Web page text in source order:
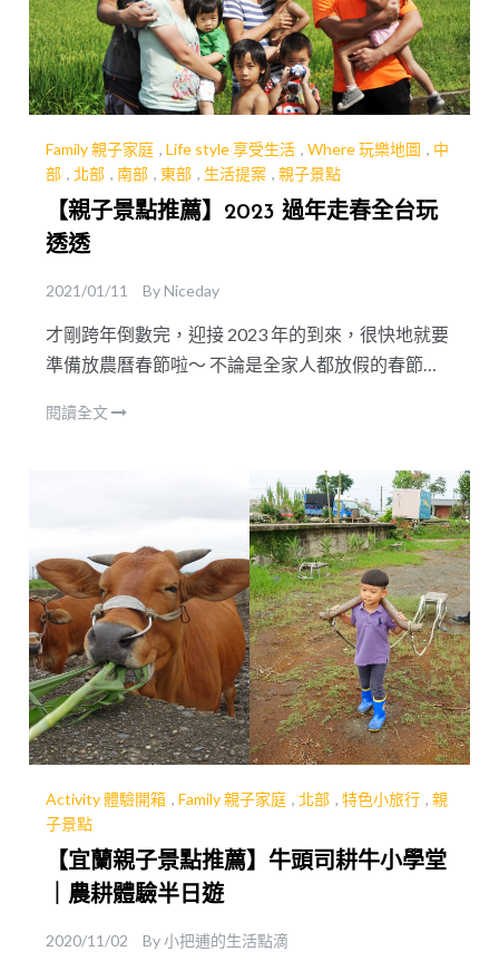
Family 親子家庭 ,Life style 享受生活 ,Where 玩樂地圖 , 中
部 ,北部 ,南部 , 東部 , 生活提案 ,親子景點
【親子景點推薦】2023 過年走春全台玩
透透
2021/01/11 ByNiceday
才剛跨年倒數完，迎接 2023 年的到來，很快地就要
準備放農曆春節啦～ 不論是全家人都放假的春節或
呢？今年小編決定了！要來幫全家人安排個闔家歡
點，創造和家人相聚的有趣記憶！
閱讀全文
Activity 體驗開箱 ,Family 親子家庭 ,北部 ,特色小旅行 ,親
子景點
【宜蘭親子景點推薦】牛頭司耕牛小學堂
｜農耕體驗半日遊
2020/11/02 By 小把逋的生活點滴